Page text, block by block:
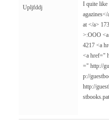
Upljfddj
I quite
at </a>
>:OOO
4217 <a
<a href="
=" http://
p://
http://